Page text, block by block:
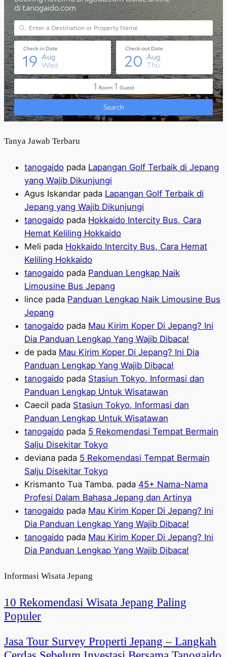
Tanya Jawab Terbaru
tanogaido pada Lapangan Golf Terbaik di Jepang
yang Wajib Dikunjungi
Agus Iskandar pada Lapangan Golf Terbaik di
Jepang yang Wajib Dikunjungi
tanogaido pada Hokkaido Intercity Bus, Cara
Hemat Keliling Hokkaido
Meli pada Hokkaido Intercity Bus, Cara Hemat
Keliling Hokkaido
tanogaido pada Panduan Lengkap Naik
Limousine Bus Jepang
lince pada Panduan Lengkap Naik Limousine Bus
Jepang
tanogaido pada Mau Kirim Koper Di Jepang? Ini
Dia Panduan Lengkap Yang Wajib Dibaca!
de pada Mau Kirim Koper Di Jepang? Ini Dia
Panduan Lengkap Yang Wajib Dibaca!
tanogaido pada Stasiun Tokyo, Informasi dan
Panduan Lengkap Untuk Wisatawan
Caecil pada Stasiun Tokyo, Informasi dan
Panduan Lengkap Untuk Wisatawan
tanogaido pada 5 Rekomendasi Tempat Bermain
Salju Disekitar Tokyo
deviana pada 5 Rekomendasi Tempat Bermain
Salju Disekitar Tokyo
Krismanto Tua Tamba. pada 45+ Nama-Nama
Profesi Dalam Bahasa Jepang dan Artinya
tanogaido pada Mau Kirim Koper Di Jepang? Ini
Dia Panduan Lengkap Yang Wajib Dibaca!
tanogaido pada Mau Kirim Koper Di Jepang? Ini
Dia Panduan Lengkap Yang Wajib Dibaca!
Informasi Wisata Jepang
10 Rekomendasi Wisata Jepang Paling
Populer
Jasa Tour Survey Properti Jepang – Langkah